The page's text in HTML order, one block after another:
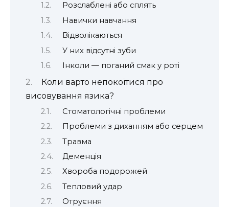
Розслаблені або сплять
Навички навчання
Відволікаються
У них відсутні зуби
Інколи — поганий смак у роті
Коли варто непокоїтися про
висовування язика?
Стоматологічні проблеми
Проблеми з диханням або серцем
Травма
Деменція
Хвороба подорожей
Тепловий удар
Отруєння